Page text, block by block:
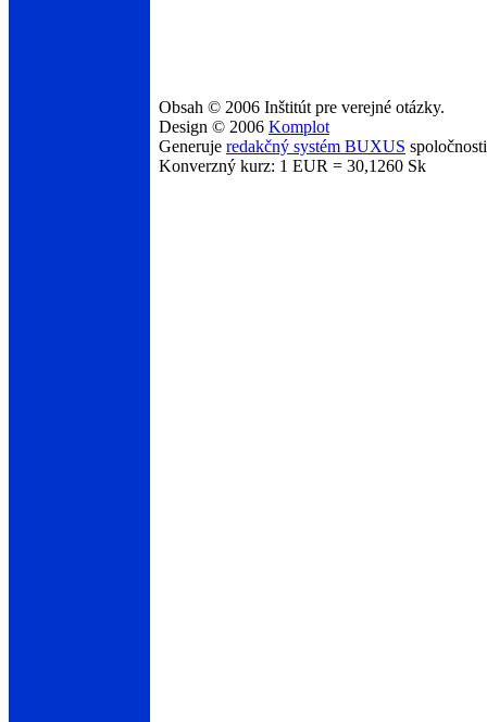
Obsah © 2006 Inštitút pre verejné otázky.
Design © 2006 Komplot
Generuje redakčný systém BUXUS
Konverzný kurz: 1 EUR = 30,1260 Sk